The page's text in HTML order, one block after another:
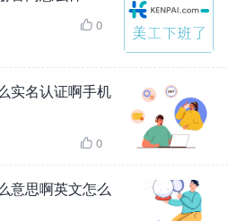
 0
实名认证啊手机
 0
意思啊英文怎么